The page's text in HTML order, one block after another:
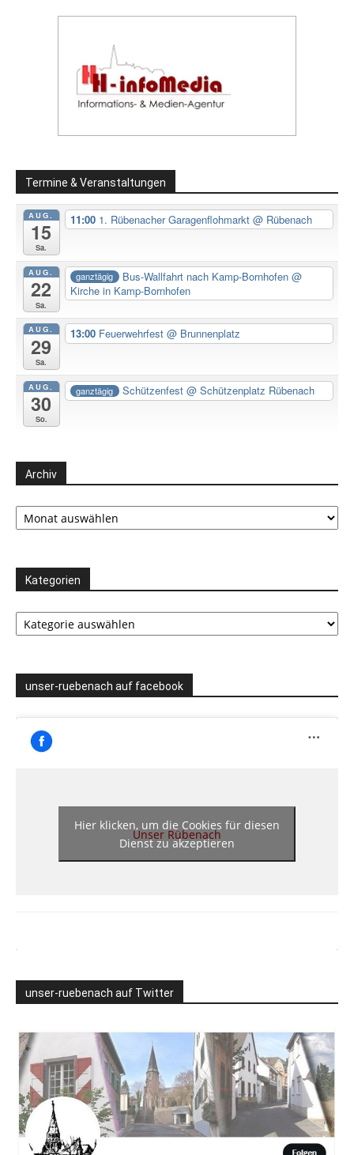
Termine & Veranstaltungen
AUG.
15
Sa.
11:00 1. Rübenacher Garagenflohmarkt @ Rübenach
AUG.
22
Sa.
ganztägig Bus-Wallfahrt nach Kamp-Bornhofen@
Kirche in Kamp-Bornhofen
AUG.
29
Sa.
13:00 Feuerwehrfest @ Brunnenplatz
AUG.
30
So.
ganztägig Schützenfest@ Schützenplatz Rübenach
Archiv
Archiv
Kategorien
Kategorien
unser-ruebenach auf facebook
Unser Rübenach
Hier klicken, um die Cookies für diesen
Dienst zu akzeptieren
unser-ruebenach auf Twitter